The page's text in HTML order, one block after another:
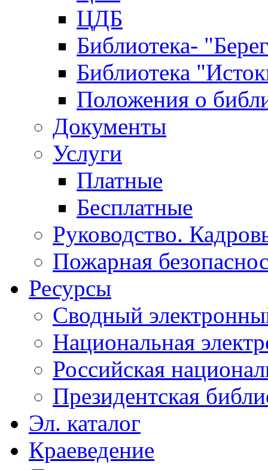
ЦДБ
Библиотека-
Библиотека
Положения о
Документы
Услуги
Платные
Бесплатные
Руководство.
Пожарная
Ресурсы
Сводный
Национальная
Российская
Президентская
Эл. каталог
Краеведение